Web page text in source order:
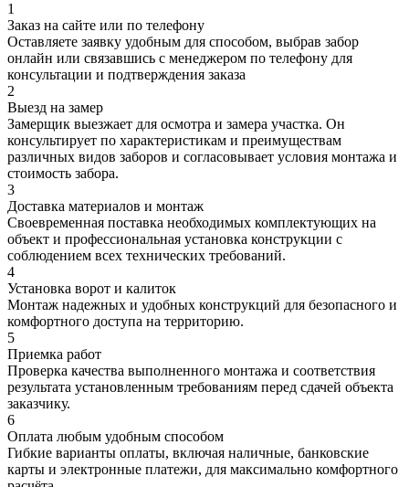
1
Заказ на сайте или по телефону
Оставляете заявку удобным для способом, выбрав забор
онлайн или связавшись с менеджером по телефону для
консультации и подтверждения заказа
2
Выезд на замер
Замерщик выезжает для осмотра и замера участка. Он
консультирует по характеристикам и преимуществам
различных видов заборов и согласовывает условия монтажа и
стоимость забора.
3
Доставка материалов и монтаж
Своевременная поставка необходимых комплектующих на
объект и профессиональная установка конструкции с
соблюдением всех технических требований.
4
Установка ворот и калиток
Монтаж надежных и удобных конструкций для безопасного и
комфортного доступа на территорию.
5
Приемка работ
Проверка качества выполненного монтажа и соответствия
результата установленным требованиям перед сдачей объекта
заказчику.
6
Оплата любым удобным способом
Гибкие варианты оплаты, включая наличные, банковские
карты и электронные платежи, для максимально комфортного